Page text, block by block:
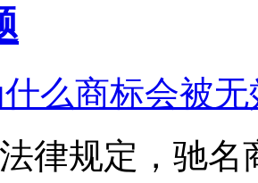
什么商标会被
律规定，驰名